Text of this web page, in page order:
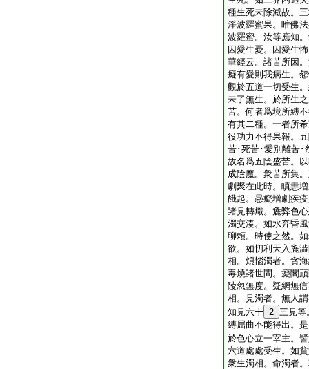
種生死未除滅故。
淨波羅蜜果。唯佛
波羅蜜。汝等應知
因愛生憂。因愛生
華經云。諸苦所因
癡有愛則我病生。
觀於五道一切受生
未了無生。於所生
苦。何者爲境所縛
有其二種。一者所
役功力不得果報。
苦･死苦･愛別離苦･
故名爲五陰盛苦。
成陰魔。衆苦所集
劇聚在此時。瞋恚
餓起。愚癡増劇疾
諸見轉熾。麁弊色
濁交湊。如水奔昏
聊頼。時使之然。
欲。如忉利天入麁
相。煩惱濁者。貪
毒燒諸世間。癡闇
陵忽無度。疑網無
相。見濁者。無人
知見六十 2 三見等
縛屈曲不能得出。
於色心立一宰主。
六道處處受生。如
衆生濁相。命濁者